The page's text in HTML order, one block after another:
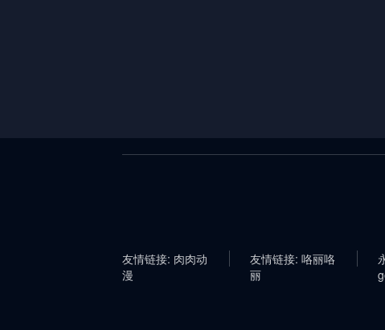
友情链接: 肉肉动
漫
友情链接: 咯丽咯
丽